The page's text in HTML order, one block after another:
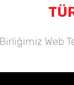
Birliğimiz Web